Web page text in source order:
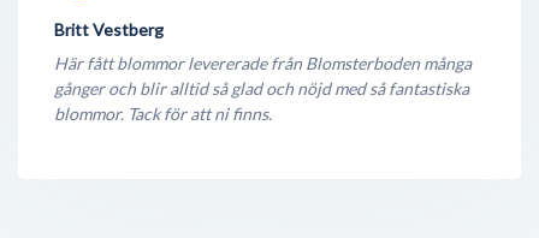
Britt Vestberg
Här fått blommor levererade från Blomsterboden många
gånger och blir alltid så glad och nöjd med så fantastiska
blommor. Tack för att ni finns.